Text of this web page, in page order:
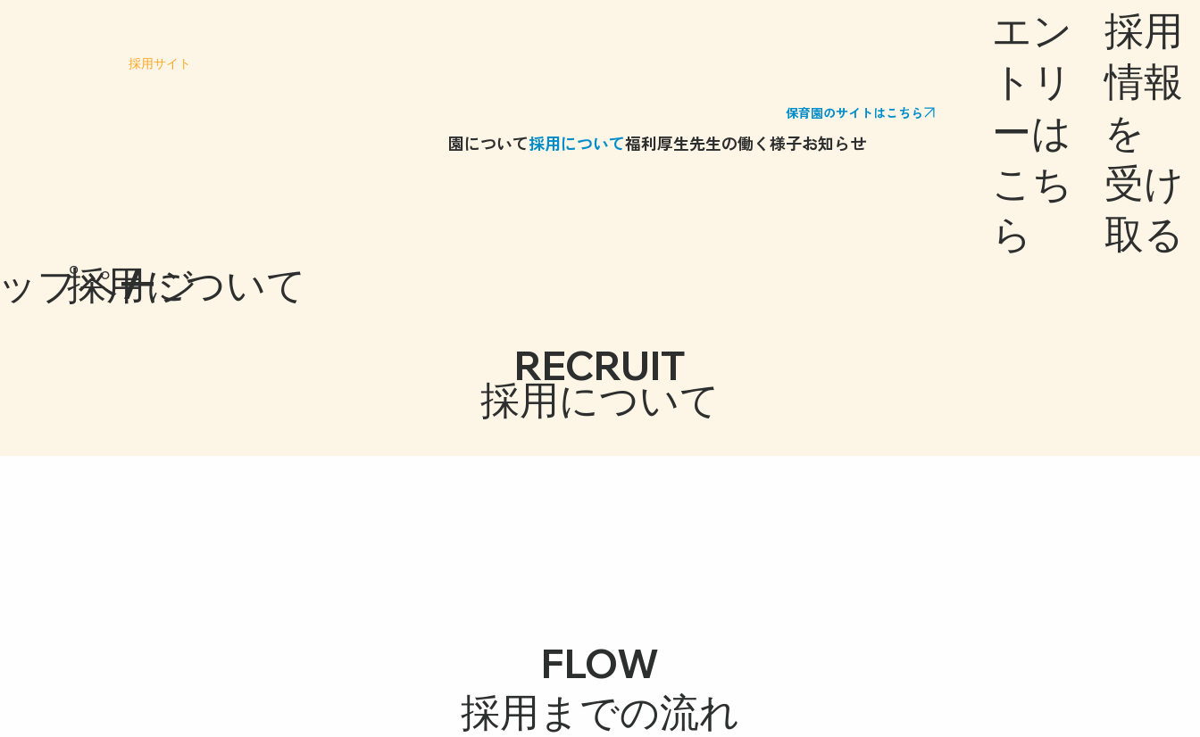
採用サイト
保育園のサイトはこちら
園について採用について福利厚生先生の働く様子お知らせ
エン
トリ
ーは
こち
ら
採用
情報
を
受け
取る
プページ
/
​採用について
RECRUIT
採用について
FLOW
採用までの流れ